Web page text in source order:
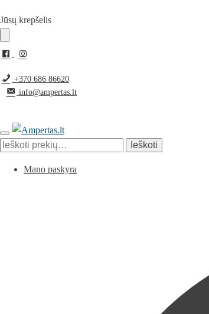
Pereiti
navigacijos
Pereiti
turinio
Jūsų krepšelis
+370 686 86620
info@ampertas.lt
Ieškoti: Ieškoti
Mano paskyra